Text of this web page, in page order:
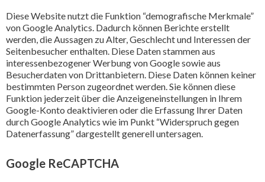
Diese Website nutzt die Funktion “demografische Merkmale”
von Google Analytics. Dadurch können Berichte erstellt
werden, die Aussagen zu Alter, Geschlecht und Interessen der
Seitenbesucher enthalten. Diese Daten stammen aus
interessenbezogener Werbung von Google sowie aus
Besucherdaten von Drittanbietern. Diese Daten können keiner
bestimmten Person zugeordnet werden. Sie können diese
Funktion jederzeit über die Anzeigeneinstellungen in Ihrem
Google-Konto deaktivieren oder die Erfassung Ihrer Daten
durch Google Analytics wie im Punkt “Widerspruch gegen
Datenerfassung” dargestellt generell untersagen.
Google ReCAPTCHA